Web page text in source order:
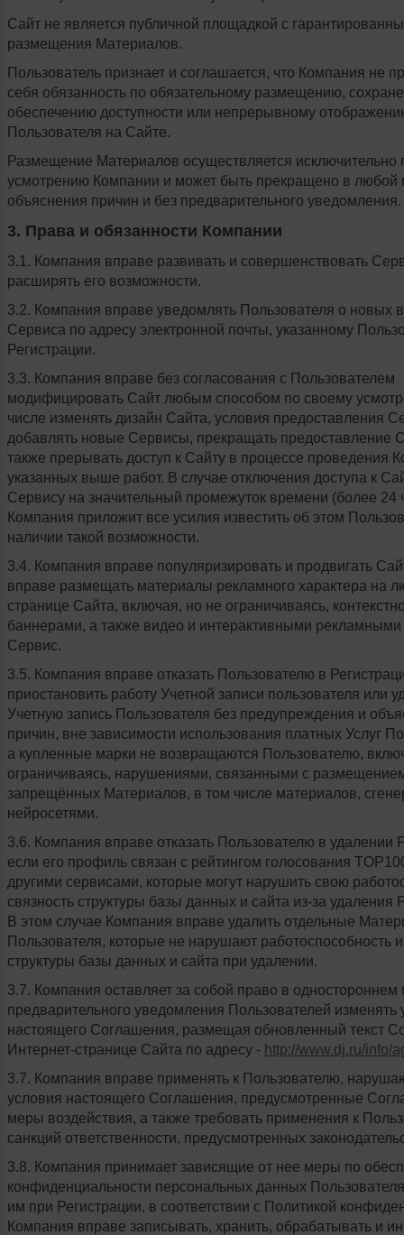
Сайт не является публичной площадкой с
размещения Материалов.
Пользователь признает и соглашается, что Компания не
себя обязанность по обязательному размещению,
обеспечению доступности или непрерывному
Пользователя на Сайте.
Размещение Материалов осуществляется исключительно
усмотрению Компании и может быть прекращено в любой
объяснения причин и без предварительного уведомления.
3. Права и обязанности Компании
3.1. Компания вправе развивать и совершенствовать
расширять его возможности.
3.2. Компания вправе уведомлять Пользователя о новых
Сервиса по адресу электронной почты, указанному
Регистрации.
3.3. Компания вправе без согласования с Пользователем
модифицировать Сайт любым способом по своему
числе изменять дизайн Сайта, условия предоставления
добавлять новые Сервисы, прекращать предоставление
также прерывать доступ к Сайту в процессе проведения
указанных выше работ. В случае отключения доступа к
Сервису на значительный промежуток времени (более 24
Компания приложит все усилия известить об этом
наличии такой возможности.
3.4. Компания вправе популяризировать и продвигать
вправе размещать материалы рекламного характера на
странице Сайта, включая, но не ограничиваясь,
баннерами, а также видео и интерактивными
Сервис.
3.5. Компания вправе отказать Пользователю в
приостановить работу Учетной записи пользователя или
Учетную запись Пользователя без предупреждения и
причин, вне зависимости использования платных Услуг
а купленные марки не возвращаются Пользователю,
ограничиваясь, нарушениями, связанными с
запрещённых Материалов, в том числе материалов,
нейросетями.
3.6. Компания вправе отказать Пользователю в удалении
если его профиль связан с рейтингом голосования
другими сервисами, которые могут нарушить свою
связность структуры базы данных и сайта из-за удаления
В этом случае Компания вправе удалить отдельные
Пользователя, которые не нарушают работоспособность и
структуры базы данных и сайта при удалении.
3.7. Компания оставляет за собой право в одностороннем
предварительного уведомления Пользователей изменять
настоящего Соглашения, размещая обновленный текст
Интернет-странице Сайта по адресу - http://www.dj.ru/info/
3.7. Компания вправе применять к Пользователю,
условия настоящего Соглашения, предусмотренные
меры воздействия, а также требовать применения к
санкций ответственности, предусмотренных
3.8. Компания принимает зависящие от нее меры по
конфиденциальности персональных данных
им при Регистрации, в соответствии с Политикой
Компания вправе записывать, хранить, обрабатывать и